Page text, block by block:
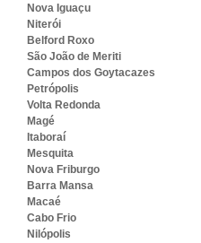
Nova Iguaçu
Niterói
Belford Roxo
São João de Meriti
Campos dos Goytacazes
Petrópolis
Volta Redonda
Magé
Itaboraí
Mesquita
Nova Friburgo
Barra Mansa
Macaé
Cabo Frio
Nilópolis